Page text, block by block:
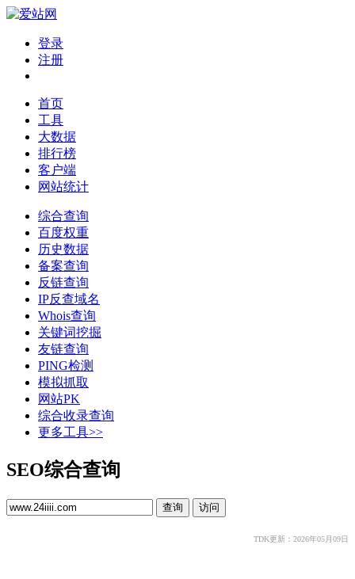
登录
注册
首页
工具
大数据
排行榜
客户端
网站统计
综合查询
百度权重
历史数据
备案查询
反链查询
IP反查域名
Whois查询
关键词挖掘
友链查询
PING检测
模拟抓取
网站PK
综合收录查询
更多工具>>
SEO综合查询
TDK更新：2026年05月09日